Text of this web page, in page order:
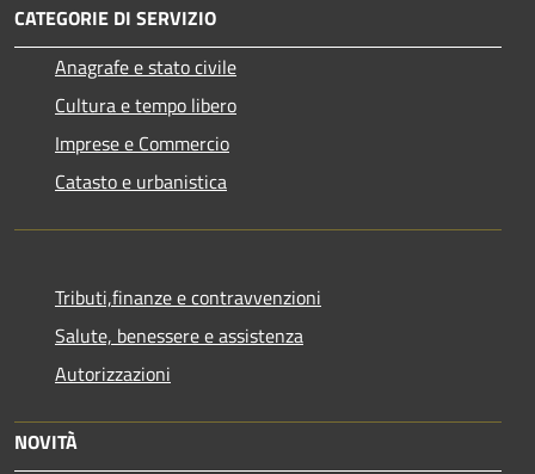
CATEGORIE DI SERVIZIO
Anagrafe e stato civile
Cultura e tempo libero
Imprese e Commercio
Catasto e urbanistica
Tributi,finanze e contravvenzioni
Salute, benessere e assistenza
Autorizzazioni
NOVITÀ